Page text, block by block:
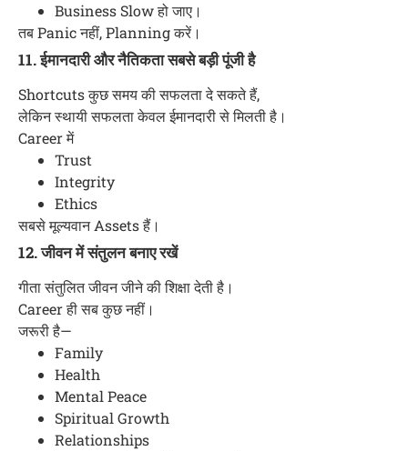
Business Slow हो जाए।
तब Panic नहीं, Planning करें।
11. ईमानदारी और नैतिकता सबसे बड़ी पूंजी है
Shortcuts कुछ समय की सफलता दे सकते हैं,
लेकिन स्थायी सफलता केवल ईमानदारी से मिलती है।
Career में
Trust
Integrity
Ethics
सबसे मूल्यवान Assets हैं।
12. जीवन में संतुलन बनाए रखें
गीता संतुलित जीवन जीने की शिक्षा देती है।
Career ही सब कुछ नहीं।
जरूरी है—
Family
Health
Mental Peace
Spiritual Growth
Relationships